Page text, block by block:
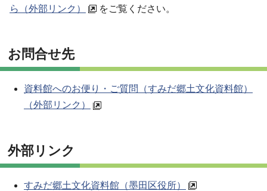
ら（外部リンク）
をご覧ください。
お問合せ先
資料館へのお便り・ご質問（すみだ郷土文化資料館）
（外部リンク）
外部リンク
すみだ郷土文化資料館（墨田区役所）